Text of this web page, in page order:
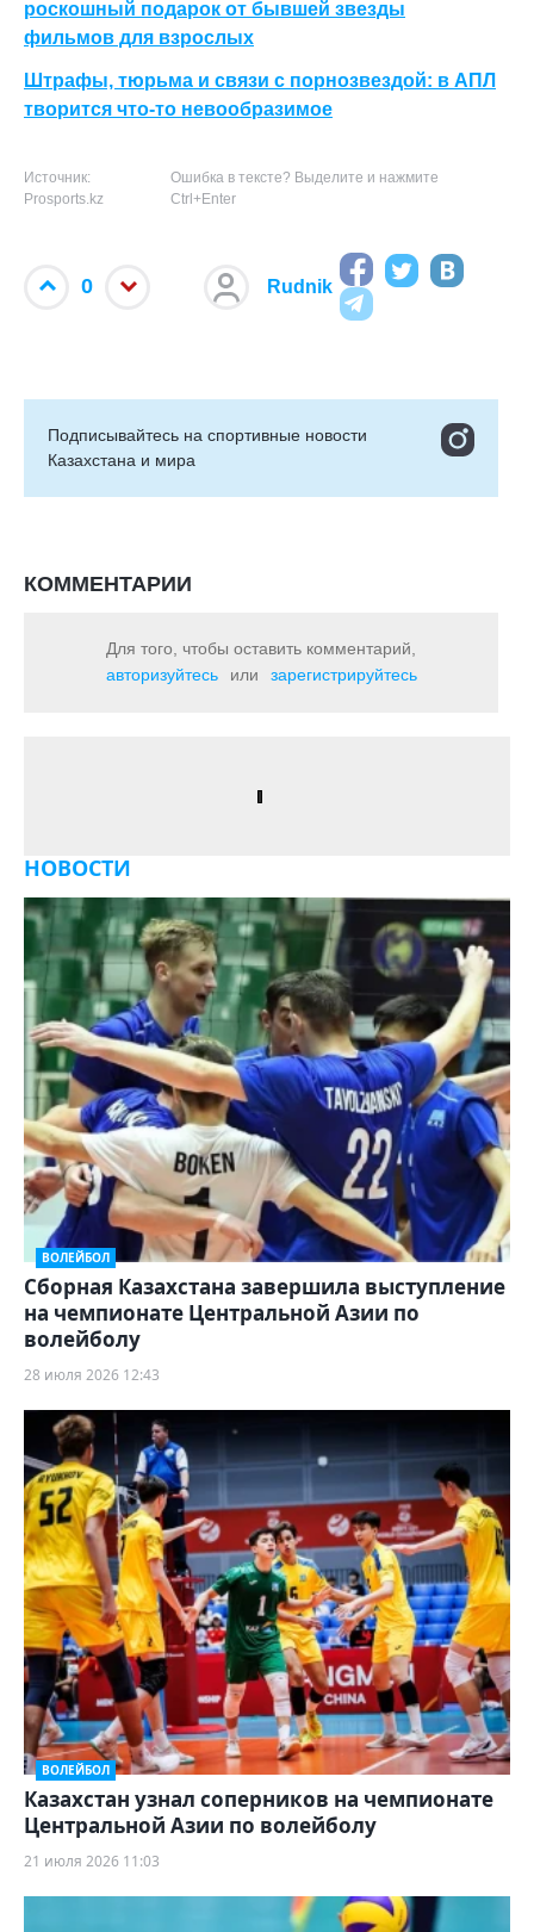
роскошный подарок от бывшей звезды
фильмов для взрослых
Штрафы, тюрьма и связи с порнозвездой: в АПЛ
творится что-то невообразимое
Источник:
Prosports.kz
Ошибка в тексте? Выделите и нажмите
Ctrl+Enter
0 Rudnik
Подписывайтесь на cпортивные новости
Казахстана и мира
КОММЕНТАРИИ
Для того, чтобы оставить комментарий,
авторизуйтесь
или зарегистрируйтесь
НОВОСТИ
ВОЛЕЙБОЛ
Сборная Казахстана завершила выступление
на чемпионате Центральной Азии по
волейболу
28 июля 2026 12:43
ВОЛЕЙБОЛ
Казахстан узнал соперников на чемпионате
Центральной Азии по волейболу
21 июля 2026 11:03